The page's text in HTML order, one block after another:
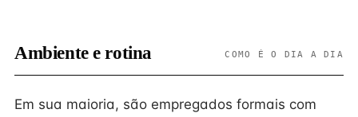
Ambiente e rotina COMO É O DIA A DIA
Em sua maioria, são empregados formais com